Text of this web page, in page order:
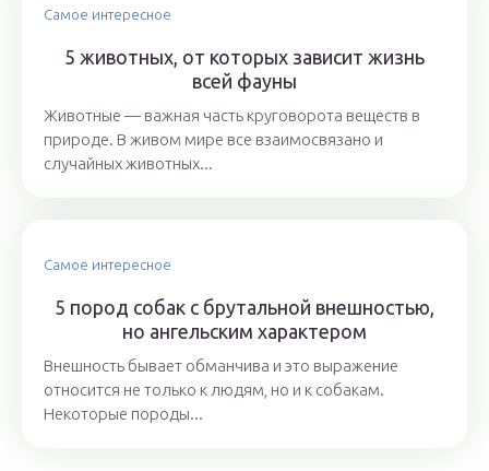
Самое интересное
5 животных, от которых зависит жизнь
всей фауны
Животные — важная часть круговорота веществ в
природе. В живом мире все взаимосвязано и
случайных животных...
Самое интересное
5 пород собак с брутальной внешностью,
но ангельским характером
Внешность бывает обманчива и это выражение
относится не только к людям, но и к собакам.
Некоторые породы...